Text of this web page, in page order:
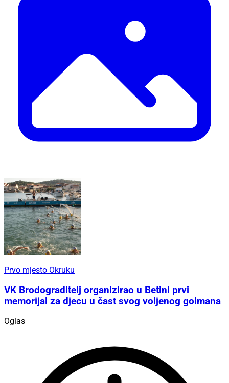
Prvo mjesto Okruku
VK Brodograditelj organizirao u Betini prvi
memorijal za djecu u čast svog voljenog golmana
Oglas